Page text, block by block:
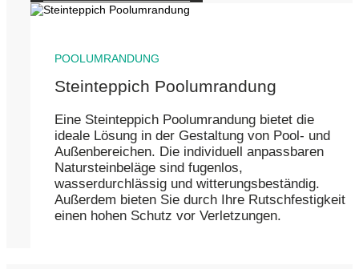
POOLUMRANDUNG
Steinteppich Poolumrandung
Eine Steinteppich Poolumrandung bietet die
ideale Lösung in der Gestaltung von Pool- und
Außenbereichen. Die individuell anpassbaren
Natursteinbeläge sind fugenlos,
wasserdurchlässig und witterungsbeständig.
Außerdem bieten Sie durch Ihre Rutschfestigkeit
einen hohen Schutz vor Verletzungen.